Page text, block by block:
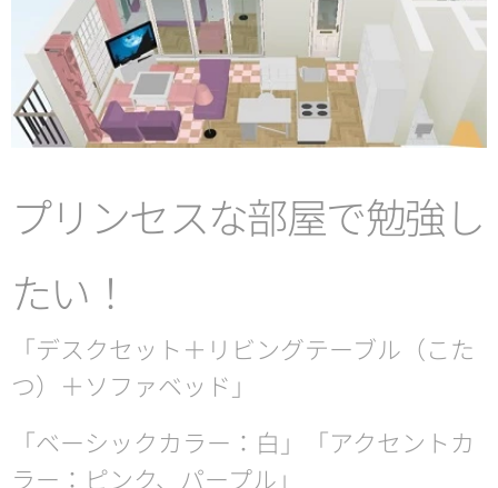
プリンセスな部屋で勉強し
たい！
「デスクセット＋リビングテーブル（こた
つ）＋ソファベッド」
「ベーシックカラー：白」「アクセントカ
ラー：ピンク、パープル」